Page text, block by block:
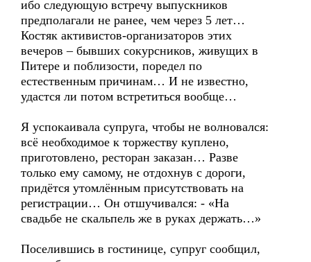
ибо следующую встречу выпускников
предполагали не ранее, чем через 5 лет…
Костяк активистов-организаторов этих
вечеров – бывших сокурсников, живущих в
Питере и поблизости, поредел по
естественным причинам… И не известно,
удастся ли потом встретиться вообще…
Я успокаивала супруга, чтобы не волновался:
всё необходимое к торжеству куплено,
приготовлено, ресторан заказан… Разве
только ему самому, не отдохнув с дороги,
придётся утомлённым присутствовать на
регистрации… Он отшучивался: - «На
свадьбе не скальпель же в руках держать…»
Поселившись в гостинице, супруг сообщил,